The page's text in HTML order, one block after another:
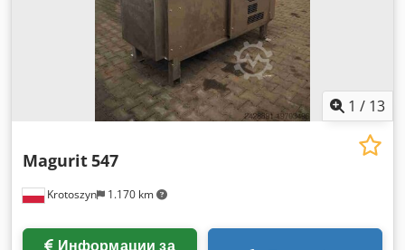
1 / 13
Krotoszyn 1.170 km
Magurit547